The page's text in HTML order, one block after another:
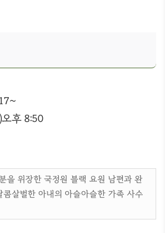
8:50
을 위장한 국정원 블랙 요원 남편과 완
살벌한 아내의 아슬아슬한 가족 사수